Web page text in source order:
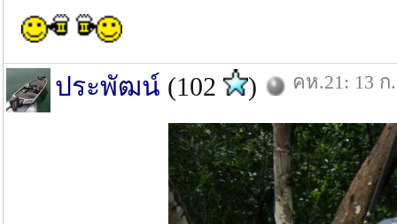
ประพัฒน์ (102 ) คห.21: 13 ก